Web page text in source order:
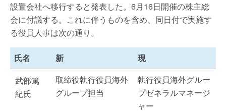
設置会社へ移行すると発表した。6月16日開催の株主総
会に付議する。これに伴うものを含め、同日付で実施す
る役員人事は次の通り。
氏名 新
現
武部篤
紀氏
取締役執行役員海外
グループ担当
執行役員海外グルー
プゼネラルマネージ
ャー